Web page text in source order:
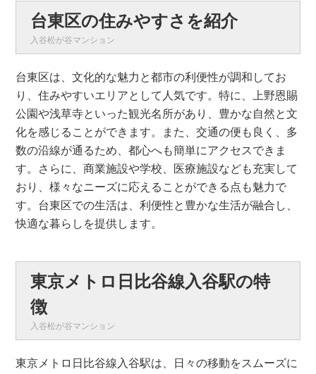
台東区の住みやすさを紹介
入谷松が谷マンション
台東区は、文化的な魅力と都市の利便性が調和してお
り、住みやすいエリアとして人気です。特に、上野恩賜
公園や浅草寺といった観光名所があり、豊かな自然と文
化を感じることができます。また、交通の便も良く、多
数の沿線が通るため、都心へも簡単にアクセスできま
す。さらに、商業施設や学校、医療施設なども充実して
おり、様々なニーズに応えることができる点も魅力で
す。台東区での生活は、利便性と豊かな生活が融合し、
快適な暮らしを提供します。
東京メトロ日比谷線入谷駅の特
徴
入谷松が谷マンション
東京メトロ日比谷線入谷駅は、日々の移動をスムーズに